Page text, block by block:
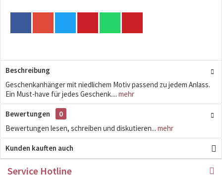
Beschreibung
Geschenkanhänger mit niedlichem Motiv passend zu jedem Anlass.
Ein Must-have für jedes Geschenk.... mehr
Bewertungen
0
Bewertungen lesen, schreiben und diskutieren... mehr
Kunden kauften auch
Service Hotline